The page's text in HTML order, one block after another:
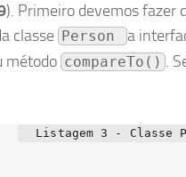
). Primeiro devemos fazer
classe Person a
método compareTo() .